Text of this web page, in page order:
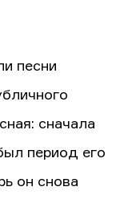
песни
сначала
период его
он снова